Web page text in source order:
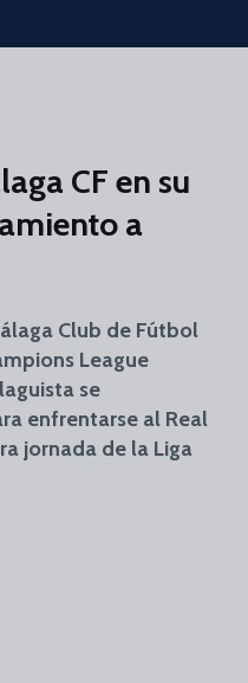
CF en su
a
Club de Fútbol
League
se
enfrentarse al Real
jornada de la Liga